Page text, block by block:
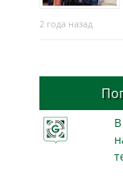
2 года назад